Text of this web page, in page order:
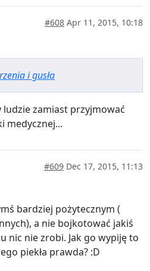
#608 Apr 11, 2015, 10:18
i gusła
ludzie zamiast przyjmować
medycznej...
#609 Dec 17, 2015, 11:13
bardziej pożytecznym (
a nie bojkotować jakiś
nic nie zrobi. Jak go wypiję to
piekła prawda? :D